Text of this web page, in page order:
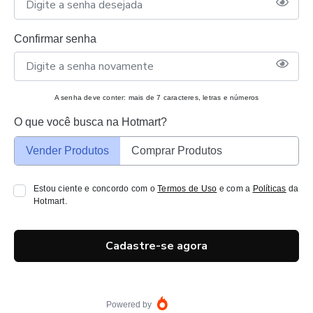
Confirmar senha
A senha deve conter: mais de 7 caracteres, letras e números
O que você busca na Hotmart?
Vender Produtos Comprar Produtos
Estou ciente e concordo com oTermos de Uso e com a Políticas da
Hotmart.
Cadastre-se agora
Powered by